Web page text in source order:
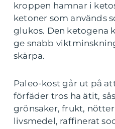
kroppen hamnar i
ketoner som används
glukos. Den ketogena
ge snabb
skärpa.
Paleo-kost går ut på
förfäder tros ha ätit,
grönsaker, frukt,
livsmedel, raffinerat